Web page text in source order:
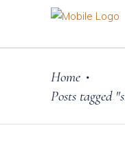
Home •
Posts tagged